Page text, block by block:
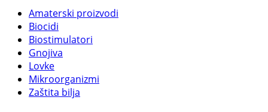
Amaterski proizvodi
Biocidi
Biostimulatori
Gnojiva
Lovke
Mikroorganizmi
Zaštita bilja